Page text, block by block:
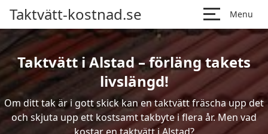
Taktvätt-kostnad.se Menu
Taktvätt i Alstad – förläng takets
livslängd!
Om ditt tak är i gott skick kan en taktvätt fräscha upp det
och skjuta upp ett kostsamt takbyte i flera år. Men vad